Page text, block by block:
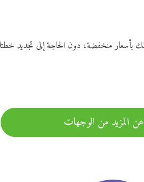
وذلك بأسعار منخفضة، دون الحاجة إلى
المزيد من الوجهات